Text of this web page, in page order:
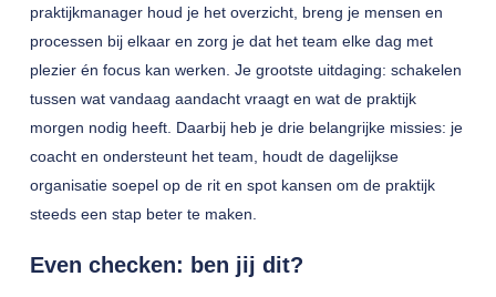
praktijkmanager houd je het overzicht, breng je mensen en
processen bij elkaar en zorg je dat het team elke dag met
plezier én focus kan werken. Je grootste uitdaging: schakelen
tussen wat vandaag aandacht vraagt en wat de praktijk
morgen nodig heeft. Daarbij heb je drie belangrijke missies: je
coacht en ondersteunt het team, houdt de dagelijkse
organisatie soepel op de rit en spot kansen om de praktijk
steeds een stap beter te maken.
Even checken: ben jij dit?